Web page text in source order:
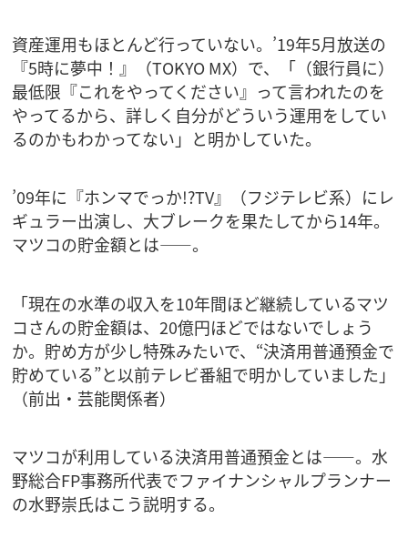
資産運用もほとんど行っていない。’19年5月放送の
『5時に夢中！』（TOKYO MX）で、「（銀行員に）
最低限『これをやってください』って言われたのを
やってるから、詳しく自分がどういう運用をしてい
るのかもわかってない」と明かしていた。
’09年に『ホンマでっか!?TV』（フジテレビ系）にレ
ギュラー出演し、大ブレークを果たしてから14年。
マツコの貯金額とは――。
「現在の水準の収入を10年間ほど継続しているマツ
コさんの貯金額は、20億円ほどではないでしょう
か。貯め方が少し特殊みたいで、“決済用普通預金で
貯めている”と以前テレビ番組で明かしていました」
（前出・芸能関係者）
マツコが利用している決済用普通預金とは――。水
野総合FP事務所代表でファイナンシャルプランナー
の水野崇氏はこう説明する。